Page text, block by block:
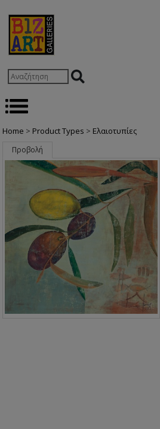
Home > Product Types > Ελαιοτυπίες
Προβολή